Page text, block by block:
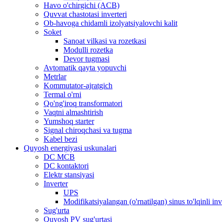
Havo o'chirgichi (ACB)
Quvvat chastotasi inverteri
Ob-havoga chidamli izolyatsiyalovchi kalit
Soket
Sanoat vilkasi va rozetkasi
Modulli rozetka
Devor tugmasi
Avtomatik qayta yopuvchi
Metrlar
Kommutator-ajratgich
Termal o'rni
Qo'ng'iroq transformatori
Vaqtni almashtirish
Yumshoq starter
Signal chiroqchasi va tugma
Kabel bezi
Quyosh energiyasi uskunalari
DC MCB
DC kontaktori
Elektr stansiyasi
Inverter
UPS
Modifikatsiyalangan (o'rnatilgan) sinus to'lqinli
Sug'urta
Quyosh PV sug'urtasi